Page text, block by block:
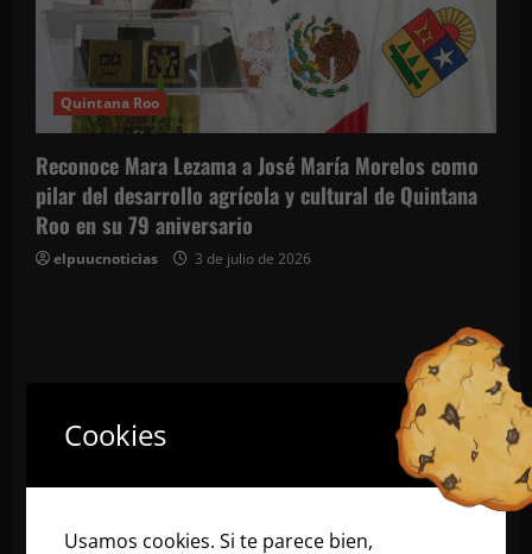
Quintana Roo
Reconoce Mara Lezama a José María Morelos como
pilar del desarrollo agrícola y cultural de Quintana
Roo en su 79 aniversario
elpuucnoticias 3 de julio de 2026
Cookies
Usamos cookies. Si te parece bien,